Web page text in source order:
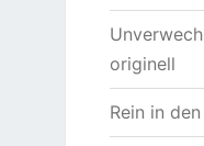
originell
Rein in den